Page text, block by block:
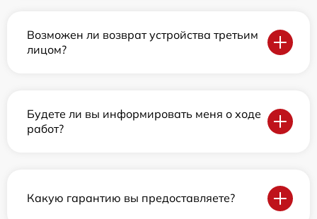
Возможен ли возврат устройства третьим
лицом?
Будете ли вы информировать меня о ходе
работ?
Какую гарантию вы предоставляете?